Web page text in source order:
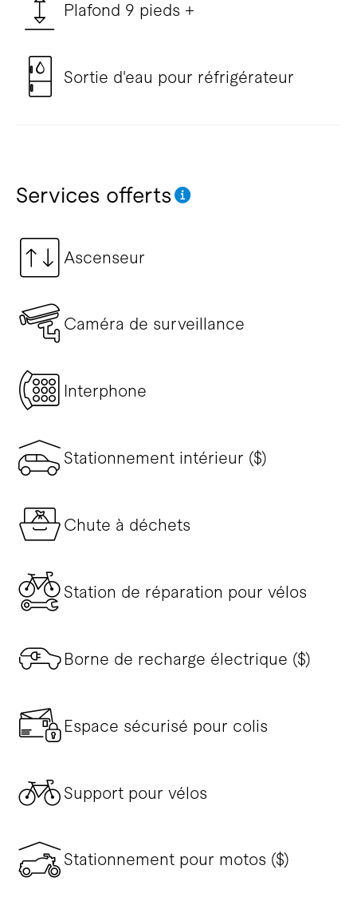
Plafond 9 pieds +
Sortie d'eau pour réfrigérateur
Services offerts
Ascenseur
Caméra de surveillance
Interphone
Stationnement intérieur ($)
Chute à déchets
Station de réparation pour vélos
Borne de recharge électrique ($)
Espace sécurisé pour colis
Support pour vélos
Stationnement pour motos ($)